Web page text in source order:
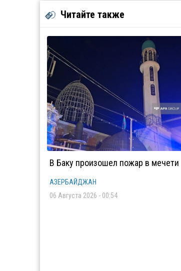
Читайте также
В Баку произошел пожар в мечети
АЗЕРБАЙДЖАН
06 Августа 2026 - 00:54